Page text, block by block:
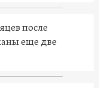
после
еще две